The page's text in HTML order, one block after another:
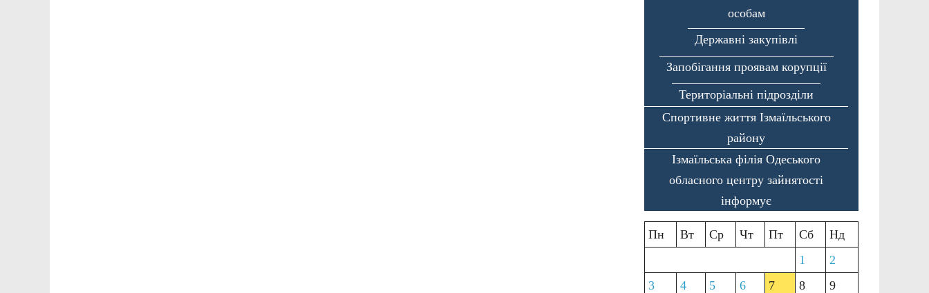
особам
Державні закупівлі
Запобігання проявам корупції
Територіальні підрозділи
Спортивне життя Ізмаїльського
району
Ізмаїльська філія Одеського
обласного центру зайнятості
інформує
Пн Вт Ср Чт Пт Сб
Нд
1
2
3
4 5 6 7 8
9